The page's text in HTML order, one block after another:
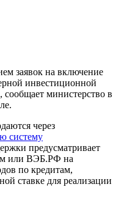
заявок на включение
инвестиционной
сообщает министерство в
через
систему
предусматривает
или ВЭБ.РФ на
по кредитам,
ставке для реализации